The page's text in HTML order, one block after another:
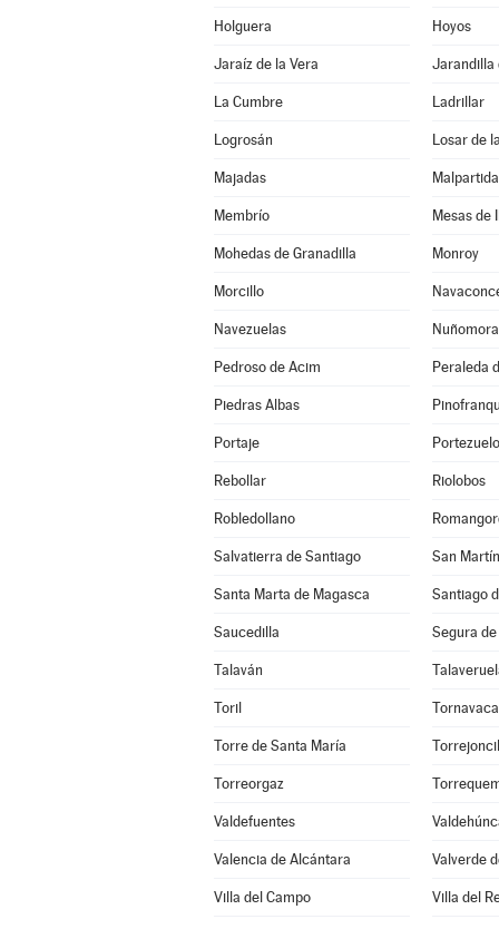
Holguera Hoyos
Jaraíz de la Vera Jarandilla
La Cumbre Ladrillar
Logrosán Losar de
Majadas
Membrío Mesas de
Mohedas de Granadilla Monroy
Morcillo
Navezuelas Nuñomoral
Pedroso de Acim Peraleda
Piedras Albas
Portaje Portezuelo
Rebollar Riolobos
Robledollano
Salvatierra de Santiago San
Santa Marta de Magasca Santiago
Saucedilla Segura
Talaván
Toril
Torre de Santa María
Torreorgaz
Valdefuentes
Valencia de Alcántara Valverde
Villa del Campo Villa del